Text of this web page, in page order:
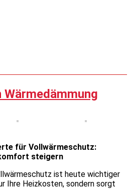
für Vollwärmeschutz:
steigern
ist heute wichtiger
Ihre Heizkosten, sondern sorgt